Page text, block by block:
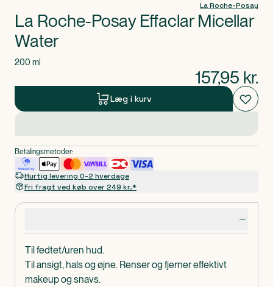
Til fedtet/uren hud.
Til ansigt, hals og øjne. Renser og fjerner effektivt
makeup og snavs.
La Roche-Posay
La Roche-Posay Effaclar Micellar
Water
200 ml
157,95 kr.
Læg i kurv
Betalingsmetoder:
Hurtig levering 0-2 hverdage
Fri fragt ved køb over 249 kr.*